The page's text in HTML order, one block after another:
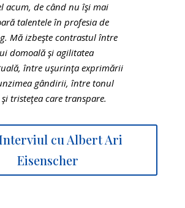
acum, de când nu îşi mai
talentele în profesia de
Mă izbeşte contrastul între
domoală şi agilitatea
între uşurinţa exprimării
gândirii, între tonul
tristeţea care transpare.
cu Albert Ari
Eisenscher